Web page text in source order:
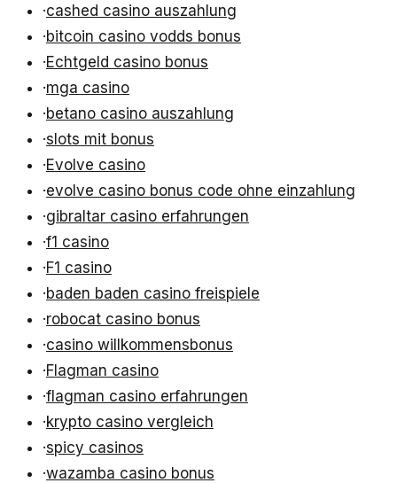
·cashed casino auszahlung
·bitcoin casino vodds bonus
·Echtgeld casino bonus
·mga casino
·betano casino auszahlung
·slots mit bonus
·Evolve casino
·evolve casino bonus code ohne einzahlung
·gibraltar casino erfahrungen
·f1 casino
·F1 casino
·baden baden casino freispiele
·robocat casino bonus
·casino willkommensbonus
·Flagman casino
·flagman casino erfahrungen
·krypto casino vergleich
·spicy casinos
·wazamba casino bonus